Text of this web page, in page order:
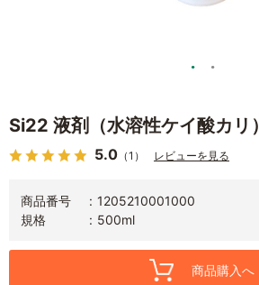
Si22 液剤（水溶性ケイ酸カリ）
5.0 （1） レビューを見る
商品番号
1205210001000
規格
500ml
商品購入へ